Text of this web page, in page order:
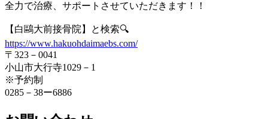
全力で治療、サポートさせていただきます！！
【白鷗大前接骨院】と検索🔍
https://www.hakuohdaimaebs.com/
〒323－0041
小山市大行寺1029－1
※予約制
0285－38ー6886